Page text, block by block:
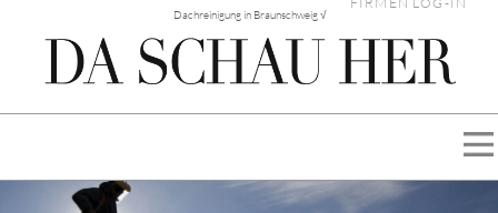
Dachreinigung in Braunschweig √